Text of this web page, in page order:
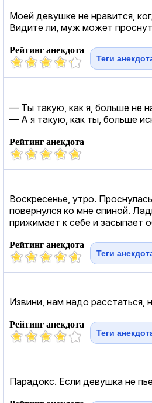
Моей девушке не нравится,
Видите ли, муж может
Рейтинг анекдота
Теги
— Ты такую, как я, больше не
— А я такую, как ты, больше
Рейтинг анекдота
Воскресенье, утро.
повернулся ко мне спиной.
прижимает к себе и засыпает
Рейтинг анекдота
Теги
Извини, нам надо расстаться,
Рейтинг анекдота
Теги
Парадокс. Если девушка не